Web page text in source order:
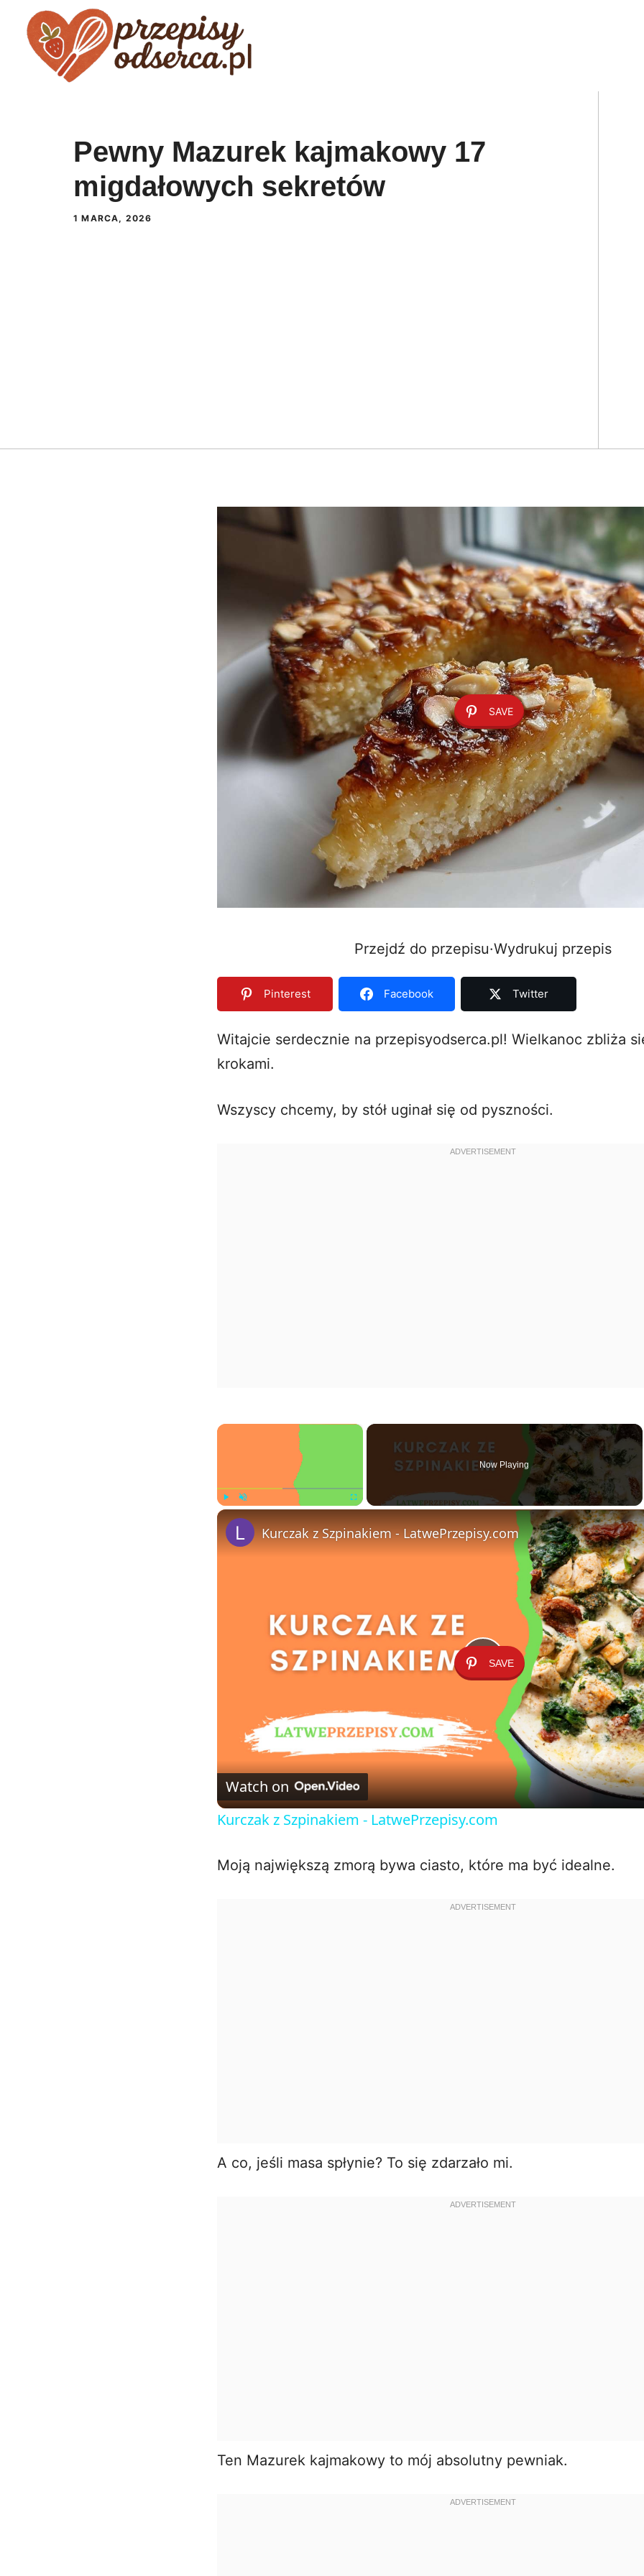
Przejdź
Pewny Mazurek kajmakowy 17
migdałowych sekretów
1 MARCA, 2026
SAVE
Przejdź do przepisu·Wydrukuj przepis
Pinterest Facebook Twitter
Witajcie serdecznie na przepisyodserca.pl! Wielkanoc zbliża
krokami.
Wszyscy chcemy, by stół uginał się od pyszności.
×
Now Playing
SAVE
P
l
a
y
V
Kurczak z Szpinakiem - LatwePrzepisy.com
Watch on
Kurczak z Szpinakiem - LatwePrzepisy.com
Moją największą zmorą bywa ciasto, które ma być idealne.
A co, jeśli masa spłynie? To się zdarzało mi.
Ten Mazurek kajmakowy to mój absolutny pewniak.